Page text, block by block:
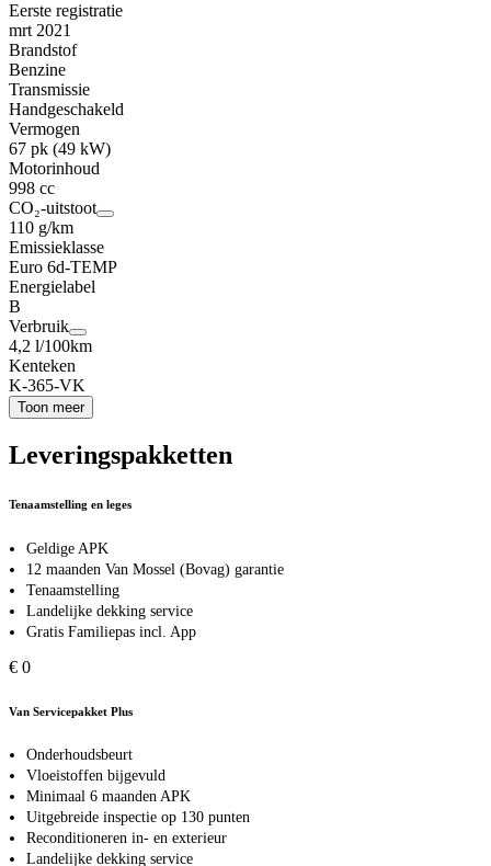
Eerste registratie
mrt 2021
Brandstof
Benzine
Transmissie
Handgeschakeld
Vermogen
67 pk (49 kW)
Motorinhoud
998 cc
CO₂-uitstoot
110 g/km
Emissieklasse
Euro 6d-TEMP
Energielabel
B
Verbruik
4,2 l/100km
Kenteken
K-365-VK
Toon meer
Leveringspakketten
Tenaamstelling en leges
Geldige APK
12 maanden Van Mossel (Bovag) garantie
Tenaamstelling
Landelijke dekking service
Gratis Familiepas incl. App
€ 0
Van Servicepakket Plus
Onderhoudsbeurt
Vloeistoffen bijgevuld
Minimaal 6 maanden APK
Uitgebreide inspectie op 130 punten
Reconditioneren in- en exterieur
Landelijke dekking service